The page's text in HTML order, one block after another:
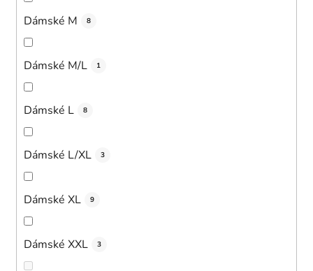
Dámské M 8
Dámské M/L 1
Dámské L 8
Dámské L/XL 3
Dámské XL 9
Dámské XXL 3